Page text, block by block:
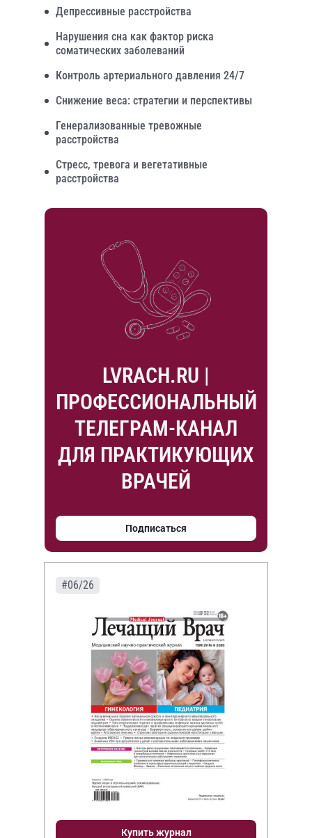
Депрессивные расстройства
Нарушения сна как фактор риска
соматических заболеваний
Контроль артериального давления 24/7
Снижение веса: стратегии и перспективы
Генерализованные тревожные
расстройства
Стресс, тревога и вегетативные
расстройства
LVRACH.RU |
ПРОФЕССИОНАЛЬНЫЙ
ТЕЛЕГРАМ-КАНАЛ
ДЛЯ ПРАКТИКУЮЩИХ
ВРАЧЕЙ
Подписаться
#06/26
Купить журнал